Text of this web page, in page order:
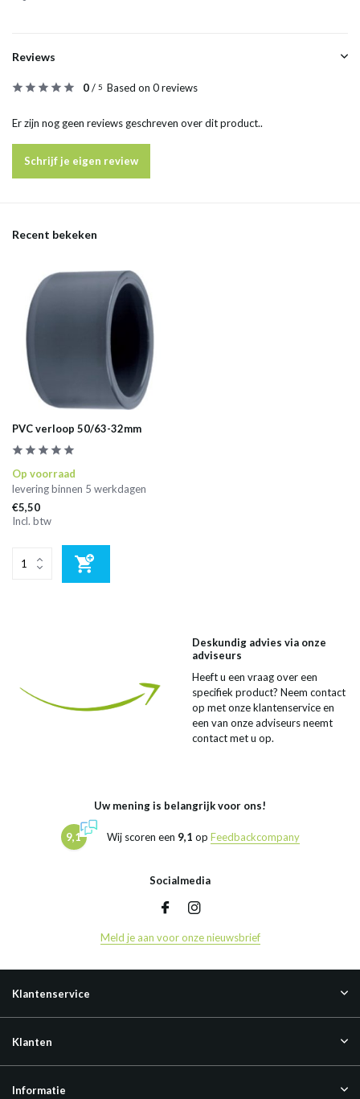
Reviews
0/ 5 Based on 0 reviews
Er zijn nog geen reviews geschreven over dit product..
Schrijf je eigen review
Recent bekeken
PVC verloop 50/63-32mm
Op voorraad
levering binnen 5 werkdagen
€5,50
Incl. btw
Deskundig advies via onze
adviseurs
Heeft u een vraag over een
specifiek product? Neem contact
op met onze klantenservice en
een van onze adviseurs neemt
contact met u op.
Uw mening is belangrijk voor ons!
9,1 Wij scoren een 9,1 op Feedbackcompany
Socialmedia
Meld je aan voor onze nieuwsbrief
Klantenservice
Klanten
Informatie